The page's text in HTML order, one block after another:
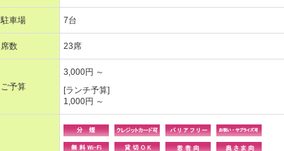
駐車場 7台
席数 23席
ご予算
3,000円 ～
[ランチ予算]
1,000円 ～